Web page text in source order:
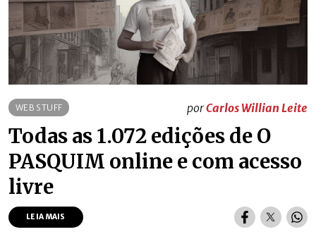
WEB STUFF porCarlos Willian Leite
Todas as 1.072 edições de O
PASQUIM online e com acesso
livre
LEIA MAIS